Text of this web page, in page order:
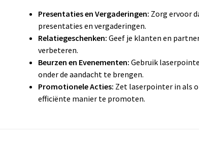
Presentaties en Vergaderingen: Zorg ervoor
presentaties en vergaderingen.
Relatiegeschenken: Geef je klanten en
verbeteren.
Beurzen en Evenementen: Gebruik
onder de aandacht te brengen.
Promotionele Acties: Zet laserpointer in als
efficiënte manier te promoten.